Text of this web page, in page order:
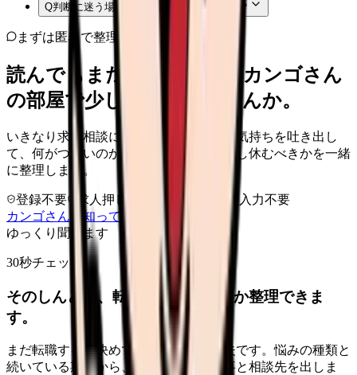
Q判断に迷う場合はどうすればよいですか？
まずは匿名で整理
読んでもまだ苦しいなら、カンゴさん
の部屋で少し話してみませんか。
いきなり求人相談には進みません。今の気持ちを吐き出し
て、何がつらいのか、辞めるべきか、少し休むべきかを一緒
に整理します。
登録不要 求人押し売りなし
病院名は入力不要
カンゴさんを知ってから相談する
ゆっくり聞きます
30秒チェック
そのしんどさ、転職すべきサインか整理できま
す。
まだ転職すると決めていなくても大丈夫です。悩みの種類と
続いている期間から、次に見るべき記事と相談先を出しま